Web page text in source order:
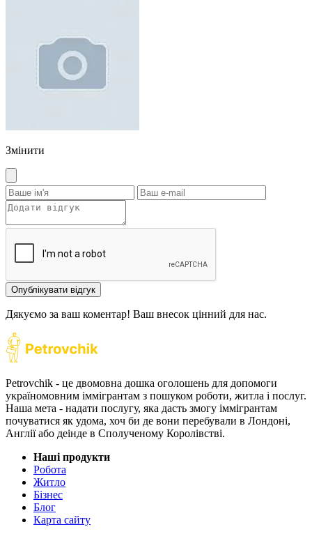
Змінити
Опублікувати відгук
Дякуємо за ваш коментар! Ваш внесок цінний для нас.
Petrovchik - це двомовна дошка оголошень для допомоги
україномовним іммігрантам з пошуком роботи, житла і послуг.
Наша мета - надати послугу, яка дасть змогу іммігрантам
почуватися як удома, хоч би де вони перебували в Лондоні,
Англії або деінде в Сполученому Королівстві.
Наші продукти
Робота
Житло
Бізнес
Блог
Карта сайту